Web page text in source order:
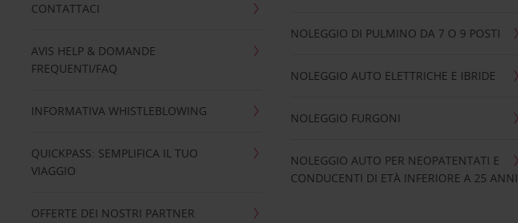
CONTATTACI
AVIS HELP & DOMANDE
FREQUENTI/FAQ
INFORMATIVA WHISTLEBLOWING
QUICKPASS: SEMPLIFICA IL TUO
VIAGGIO
OFFERTE DEI NOSTRI PARTNER
NOLEGGIO DI PULMINO DA 7 O 9 POSTI
NOLEGGIO AUTO ELETTRICHE E IBRIDE
NOLEGGIO FURGONI
NOLEGGIO AUTO PER NEOPATENTATI E
CONDUCENTI DI ETÀ INFERIORE A 25 ANNI